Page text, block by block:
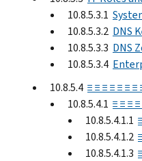
10.8.5.3.1
10.8.5.3.2 DNS
10.8.5.3.3 DNS
10.8.5.3.4
10.8.5.4 ≡ ≡ ≡ ≡ ≡ ≡ ≡
10.8.5.4.1 ≡ ≡ ≡
10.8.5.4.1.1
10.8.5.4.1.2
10.8.5.4.1.3